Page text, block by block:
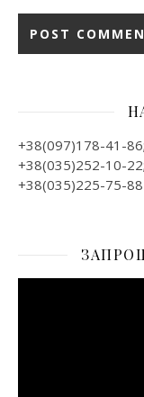
+38(097)178-41-86;
+38(035)252-10-22;
+38(035)225-75-88
Відеопрогравач